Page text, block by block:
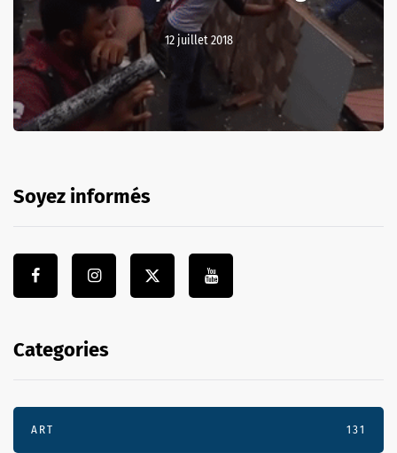
12 juillet 2018
Soyez informés
Categories
ART 131